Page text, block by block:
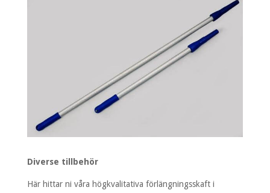
Diverse tillbehör
Här hittar ni våra högkvalitativa förlängningsskaft i